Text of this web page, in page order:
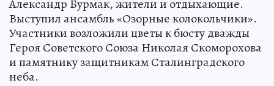
Александр Бурмак, жители и отдыхающие.
Выступил ансамбль «Озорные колокольчики».
Участники возложили цветы к бюсту дважды
Героя Советского Союза Николая Скоморохова
и памятнику защитникам Сталинградского
неба.